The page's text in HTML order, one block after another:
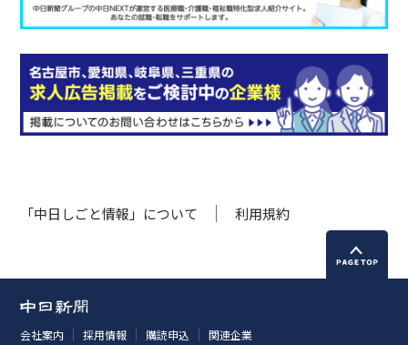
「中日しごと情報」について 利用規約
会社案内 採用情報 購読申込 関連企業